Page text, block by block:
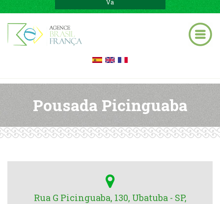
Pousada Picinguaba
Rua G Picinguaba, 130, Ubatuba - SP,